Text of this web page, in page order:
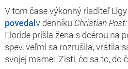
V tom čase výkonný riaditeľ
povedalv denníku Christian Post:
Floride prišla žena s dcérou na
spev, veľmi sa rozrušila, vrátila
svojej mame: ‘Zisti, čo sa to, do